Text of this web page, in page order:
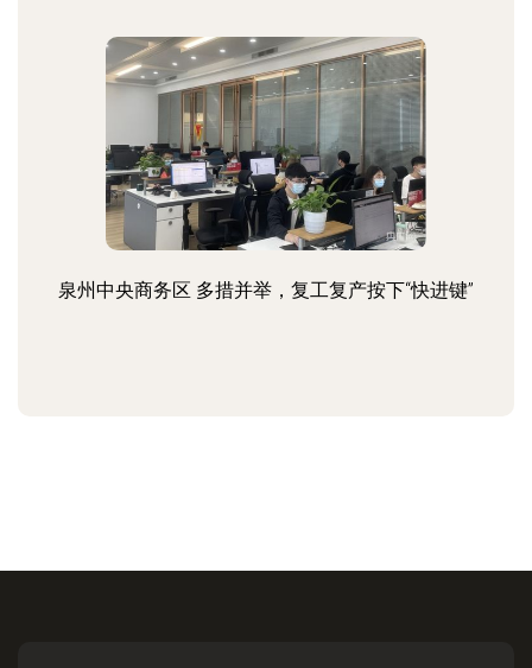
泉州中央商务区 多措并举，复工复产按下“快进键”